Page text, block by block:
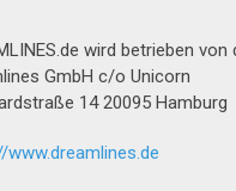
wird betrieben von
GmbH c/o Unicorn
14 20095 Hamburg
www.dreamlines.de